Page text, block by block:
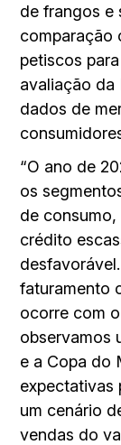
de frangos e
comparação
petiscos
avaliação da
dados de
“O ano de
os
de
crédito
faturamento
ocorre com
observamos
e a Copa do
expectativas
um cenário
vendas do